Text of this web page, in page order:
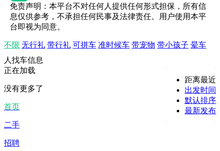
免责声明：本平台不对任何人提供任何形式担保，所有信
息仅供参考，不承担任何民事及法律责任。用户使用本平
台即视为同意。
不限 无行礼 带行礼 可拼车 准时候车 带宠物 带小孩子 晕车
人找车信息
距离最近
出发时间
默认排序
最新发布
正在加载
没有更多了
首页
二手
招聘